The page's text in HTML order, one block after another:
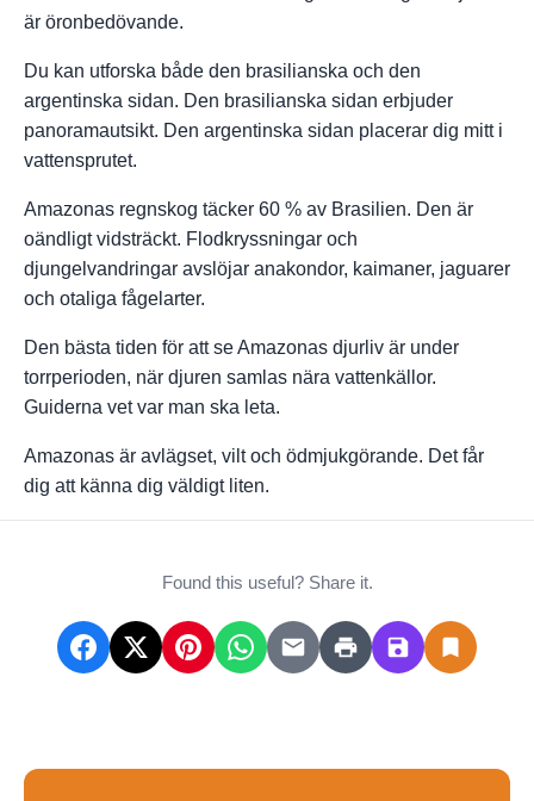
är öronbedövande.
Du kan utforska både den brasilianska och den
argentinska sidan. Den brasilianska sidan erbjuder
panoramautsikt. Den argentinska sidan placerar dig mitt i
vattensprutet.
Amazonas regnskog täcker 60 % av Brasilien. Den är
oändligt vidsträckt. Flodkryssningar och
djungelvandringar avslöjar anakondor, kaimaner, jaguarer
och otaliga fågelarter.
Den bästa tiden för att se Amazonas djurliv är under
torrperioden, när djuren samlas nära vattenkällor.
Guiderna vet var man ska leta.
Amazonas är avlägset, vilt och ödmjukgörande. Det får
dig att känna dig väldigt liten.
Found this useful? Share it.